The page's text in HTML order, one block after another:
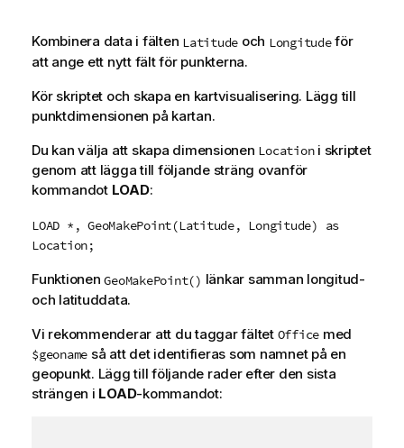
Kombinera data i fälten Latitude och Longitudeför
att ange ett nytt fält för punkterna.
Kör skriptet och skapa en kartvisualisering. Lägg till
punktdimensionen på kartan.
Du kan välja att skapa dimensionen Locationi skriptet
genom att lägga till följande sträng ovanför
kommandot LOAD:
LOAD *, GeoMakePoint(Latitude, Longitude) as
Location;
FunktionenGeoMakePoint() länkar samman longitud-
och latituddata.
Vi rekommenderar att du taggar fältet Office med
$geoname så att det identifieras som namnet på en
geopunkt. Lägg till följande rader efter den sista
strängen i LOAD-kommandot: